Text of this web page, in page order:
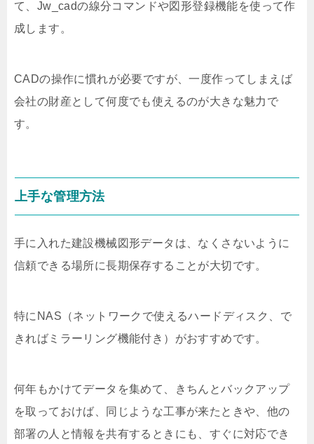
て、Jw_cadの線分コマンドや図形登録機能を使って作
成します。
CADの操作に慣れが必要ですが、一度作ってしまえば
会社の財産として何度でも使えるのが大きな魅力で
す。
上手な管理方法
手に入れた建設機械図形データは、なくさないように
信頼できる場所に長期保存することが大切です。
特にNAS（ネットワークで使えるハードディスク、で
きればミラーリング機能付き）がおすすめです。
何年もかけてデータを集めて、きちんとバックアップ
を取っておけば、同じような工事が来たときや、他の
部署の人と情報を共有するときにも、すぐに対応でき